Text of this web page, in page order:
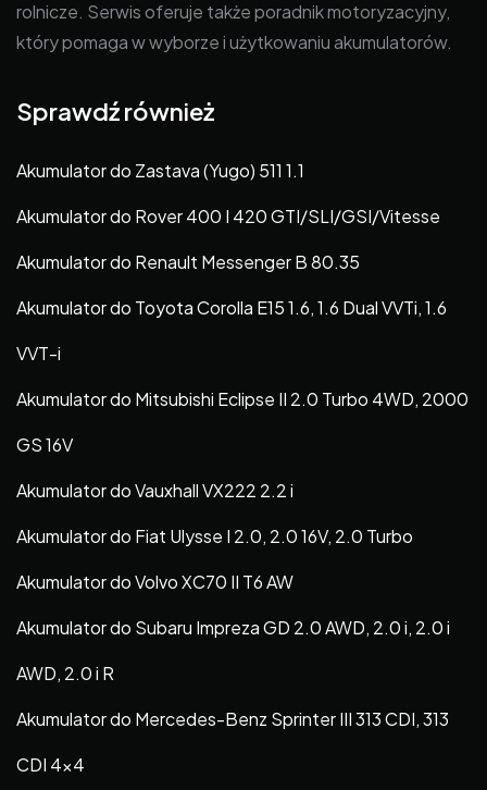
rolnicze. Serwis oferuje także poradnik motoryzacyjny,
który pomaga w wyborze i użytkowaniu akumulatorów.
Sprawdź również
Akumulator do Zastava (Yugo) 511 1.1
Akumulator do Rover 400 I 420 GTI/SLI/GSI/Vitesse
Akumulator do Renault Messenger B 80.35
Akumulator do Toyota Corolla E15 1.6, 1.6 Dual VVTi, 1.6
VVT-i
Akumulator do Mitsubishi Eclipse II 2.0 Turbo 4WD, 2000
GS 16V
Akumulator do Vauxhall VX222 2.2 i
Akumulator do Fiat Ulysse I 2.0, 2.0 16V, 2.0 Turbo
Akumulator do Volvo XC70 II T6 AW
Akumulator do Subaru Impreza GD 2.0 AWD, 2.0 i, 2.0 i
AWD, 2.0 i R
Akumulator do Mercedes-Benz Sprinter III 313 CDI, 313
CDI 4×4